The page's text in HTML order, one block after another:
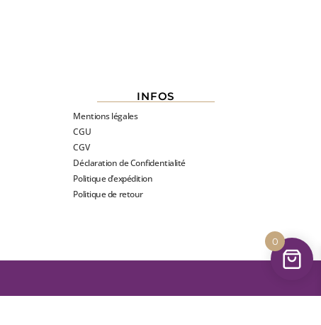
INFOS
Mentions légales
CGU
CGV
Déclaration de Confidentialité
Politique d’expédition
Politique de retour
0